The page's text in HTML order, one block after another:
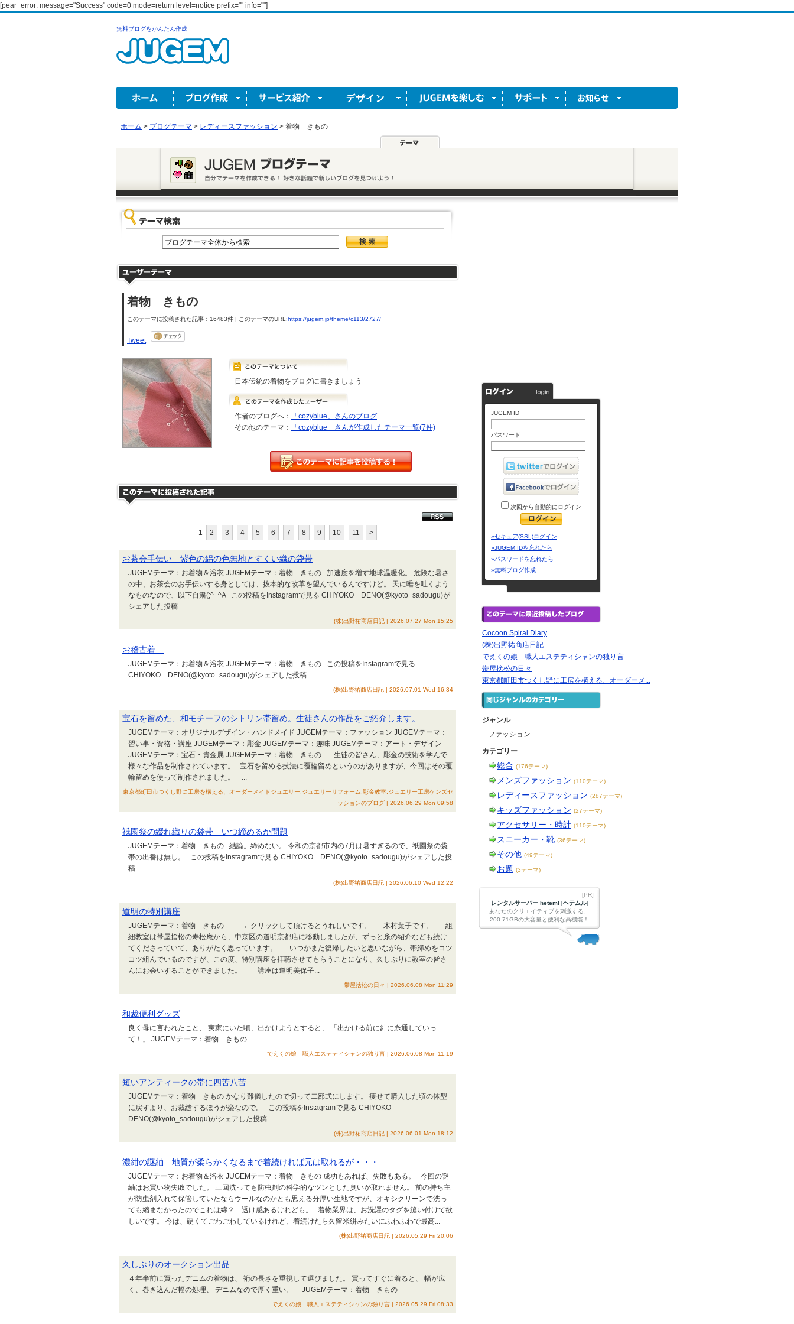
[pear_error: message="Success" code=0 mode=return level=notice prefix="" info=""]
無料ブログをかんたん作成
ホーム > ブログテーマ > レディースファッション > 着物 きもの
着物 きもの
このテーマに投稿された記事：16483件 | このテーマのURL:https://jugem.jp/theme/c113/2727/
Tweet
日本伝統の着物をブログに書きましょう
作者のブログへ：
「cozyblue」さんのブログ
その他のテーマ：
「cozyblue」さんが作成したテーマ一覧(7件)
1 2 3 4 5 6 7 8 9 10 11 >
お茶会手伝い 紫色の絽の色無地とすくい織の袋帯
JUGEMテーマ：お着物＆浴衣 JUGEMテーマ：着物 きもの 加速度を増す地球温暖化。 危険な暑さ
の中、お茶会のお手伝いする身としては、抜本的な改革を望んでいるんですけど。 天に唾を吐くよう
なものなので、以下自粛(;^_^A この投稿をInstagramで見る CHIYOKO DENO(@kyoto_sadougu)が
シェアした投稿
(株)出野祐商店日記 | 2026.07.27 Mon 15:25
お稽古着
JUGEMテーマ：お着物＆浴衣 JUGEMテーマ：着物 きもの この投稿をInstagramで見る
CHIYOKO DENO(@kyoto_sadougu)がシェアした投稿
(株)出野祐商店日記 | 2026.07.01 Wed 16:34
宝石を留めた、和モチーフのシトリン帯留め。生徒さんの作品をご紹介します。
JUGEMテーマ：オリジナルデザイン・ハンドメイド JUGEMテーマ：ファッション JUGEMテーマ：
習い事・資格・講座 JUGEMテーマ：彫金 JUGEMテーマ：趣味 JUGEMテーマ：アート・デザイン
JUGEMテーマ：宝石・貴金属 JUGEMテーマ：着物 きもの 生徒の皆さん、彫金の技術を学んで
様々な作品を制作されています。 宝石を留める技法に覆輪留めというのがありますが、今回はその覆
輪留めを使って制作されました。 ...
東京都町田市つくし野に工房を構える、オーダーメイドジュエリー,ジュエリーリフォーム,彫金教室,ジュエリー工房ケンズセ
ッションのブログ | 2026.06.29 Mon 09:58
祇園祭の綴れ織りの袋帯 いつ締めるか問題
JUGEMテーマ：着物 きもの 結論。締めない。 令和の京都市内の7月は暑すぎるので、祇園祭の袋
帯の出番は無し。 この投稿をInstagramで見る CHIYOKO DENO(@kyoto_sadougu)がシェアした投
稿
(株)出野祐商店日記 | 2026.06.10 Wed 12:22
道明の特別講座
JUGEMテーマ：着物 きもの ←クリックして頂けるとうれしいです。 木村葉子です。 組
紐教室は帯屋捨松の寿松庵から、中京区の道明京都店に移動しましたが、ずっと糸の紹介なども続け
てくださっていて、ありがたく思っています。 いつかまた復帰したいと思いながら、帯締めをコツ
コツ組んでいるのですが、この度、特別講座を拝聴させてもらうことになり、久しぶりに教室の皆さ
んにお会いすることができました。 講座は道明美保子...
帯屋捨松の日々 | 2026.06.08 Mon 11:29
和裁便利グッズ
良く母に言われたこと、 実家にいた頃、出かけようとすると、 「出かける前に針に糸通していっ
て！」 JUGEMテーマ：着物 きもの
でえくの娘 職人エステティシャンの独り言 | 2026.06.08 Mon 11:19
短いアンティークの帯に四苦八苦
JUGEMテーマ：着物 きもの かなり難儀したので切って二部式にします。 痩せて購入した頃の体型
に戻すより、お裁縫するほうが楽なので。 この投稿をInstagramで見る CHIYOKO
DENO(@kyoto_sadougu)がシェアした投稿
(株)出野祐商店日記 | 2026.06.01 Mon 18:12
濃紺の謎紬 地質が柔らかくなるまで着続ければ元は取れるが・・・
JUGEMテーマ：お着物＆浴衣 JUGEMテーマ：着物 きもの 成功もあれば、失敗もある。 今回の謎
紬はお買い物失敗でした。 三回洗っても防虫剤の科学的なツンとした臭いが取れません。 前の持ち主
が防虫剤入れて保管していたならウールなのかとも思える分厚い生地ですが、オキシクリーンで洗っ
ても縮まなかったのでこれは綿？ 透け感あるけれども。 着物業界は、お洗濯のタグを縫い付けて欲
しいです。 今は、硬くてごわごわしているけれど、着続けたら久留米絣みたいにふわふわで最高...
(株)出野祐商店日記 | 2026.05.29 Fri 20:06
久しぶりのオークション出品
４年半前に買ったデニムの着物は、 裄の長さを重視して選びました。 買ってすぐに着ると、 幅が広
く、巻き込んだ幅の処理、 デニムなので厚く重い。 JUGEMテーマ：着物 きもの
でえくの娘 職人エステティシャンの独り言 | 2026.05.29 Fri 08:33
JUGEM ID
パスワード
次回から自動的にログイン
»セキュア(SSL)ログイン
»JUGEM IDを忘れたら
»パスワードを忘れたら
»無料ブログ作成
Cocoon Spiral Diary
(株)出野祐商店日記
でえくの娘 職人エステティシャンの独り言
帯屋捨松の日々
東京都町田市つくし野に工房を構える、オーダーメ...
ジャンル
ファッション
カテゴリー
総合 (176テーマ)
メンズファッション (110テーマ)
レディースファッション (287テーマ)
キッズファッション (27テーマ)
アクセサリー・時計 (110テーマ)
スニーカー・靴 (36テーマ)
その他 (49テーマ)
お題 (3テーマ)
[PR]
レンタルサーバー heteml [ヘテムル]
あなたのクリエイティブを刺激する、
200.71GBの大容量と便利な高機能！